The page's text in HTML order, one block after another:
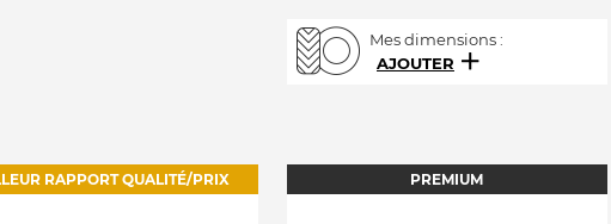
Mes dimensions :
AJOUTER
RAPPORT QUALITÉ/PRIX PREMIUM